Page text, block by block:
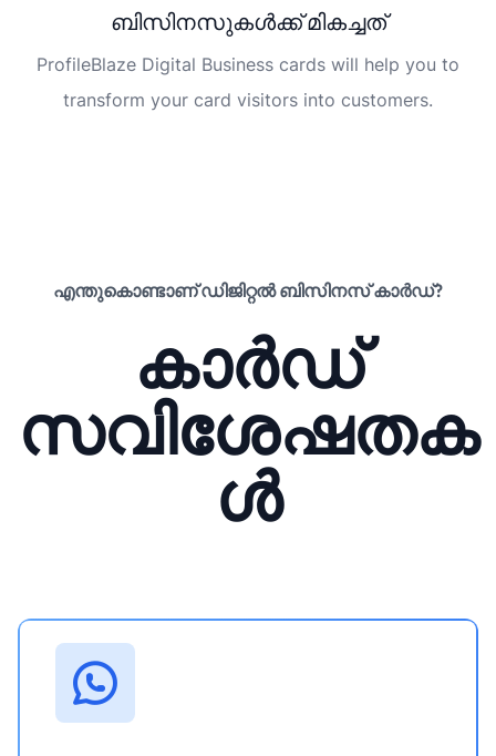
ബിസിനസുകൾക്ക് മികച്ചത്
ProfileBlaze Digital Business cards will help you to
transform your card visitors into customers.
എന്തുകൊണ്ടാണ് ഡിജിറ്റൽ ബിസിനസ് കാർഡ്?
കാർഡ്
സവിശേഷതക
ൾ